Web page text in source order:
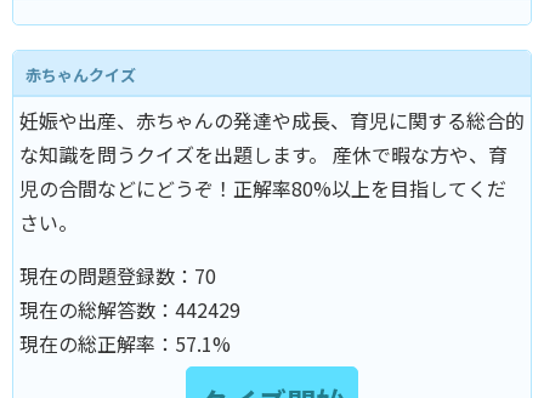
赤ちゃんクイズ
妊娠や出産、赤ちゃんの発達や成長、育児に関する総合的
な知識を問うクイズを出題します。 産休で暇な方や、育
児の合間などにどうぞ！正解率80%以上を目指してくだ
さい。
現在の問題登録数： 70
現在の総解答数： 442429
現在の総正解率： 57.1%